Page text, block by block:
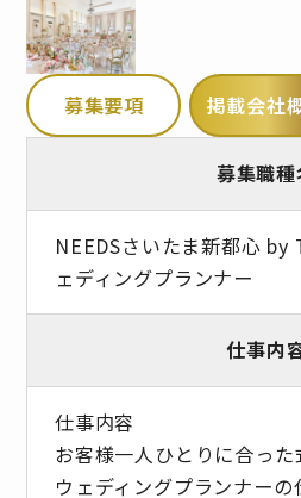
募集要項 掲載会社
募集職種
NEEDSさいたま新都心 by
ェディングプランナー
仕事内
仕事内容
お客様一人ひとりに合った
ウェディングプランナー